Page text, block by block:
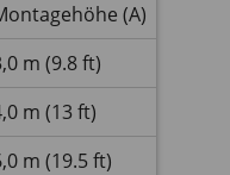
(A)
m (9.8 ft)
m (13 ft)
m (19.5 ft)